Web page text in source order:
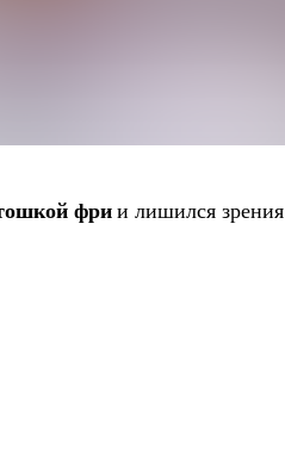
фри и лишился зрения